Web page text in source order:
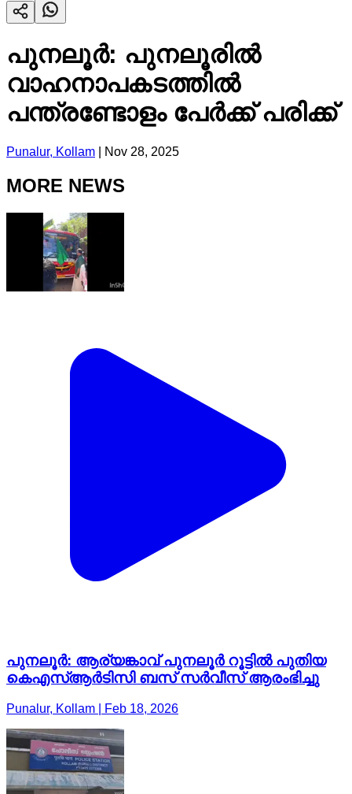
പുനലൂർ: പുനലൂരിൽ
വാഹനാപകടത്തിൽ
പന്ത്രണ്ടോളം പേർക്ക് പരിക്ക്
Punalur, Kollam Nov 28, 2025
MORE NEWS
പുനലൂർ: ആര്യങ്കാവ് പുനലൂർ റൂട്ടിൽ പുതിയ
കെഎസ്ആർടിസി ബസ് സർവീസ് ആരംഭിച്ചു
Punalur, Kollam | Feb 18, 2026